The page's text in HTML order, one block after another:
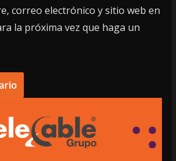
correo electrónico y sitio web en
la próxima vez que haga un